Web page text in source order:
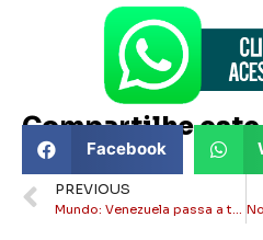
Compartilhe
Facebook
PREVIOUS
Mundo: Venezuela passa a taxar produtos brasileiros que eram isentos